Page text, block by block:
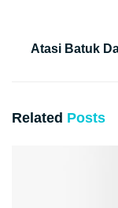
Atasi Batuk
Related Posts